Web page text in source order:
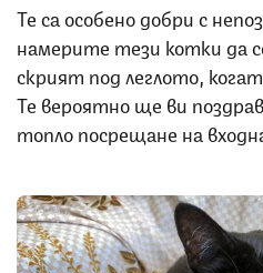
Те са особено добри с
намерите тези котки да
скрият под леглото,
Те вероятно ще ви
топло посрещане на